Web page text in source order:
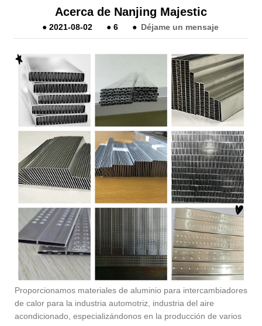
Acerca de Nanjing Majestic
● 2021-08-02 ● 6 ● Déjame un mensaje
Proporcionamos materiales de aluminio para intercambiadores
de calor para la industria automotriz, industria del aire
acondicionado, especializándonos en la producción de varios